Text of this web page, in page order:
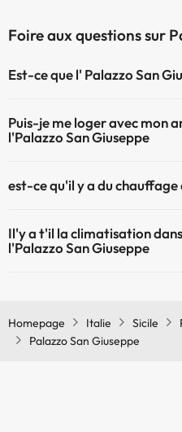
Foire aux questions sur
Est-ce que l' Palazzo San
Puis-je me loger avec mon
l'Palazzo San Giuseppe
pas admis.
est-ce qu'il y a du chauffage
communes
Il'y a t'il la climatisation
l'Palazzo San Giuseppe
Homepage
Italie Sicile
Palazzo San Giuseppe